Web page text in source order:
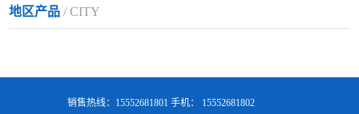
地区产品/ CITY
销售热线：15552681801 手机： 15552681802